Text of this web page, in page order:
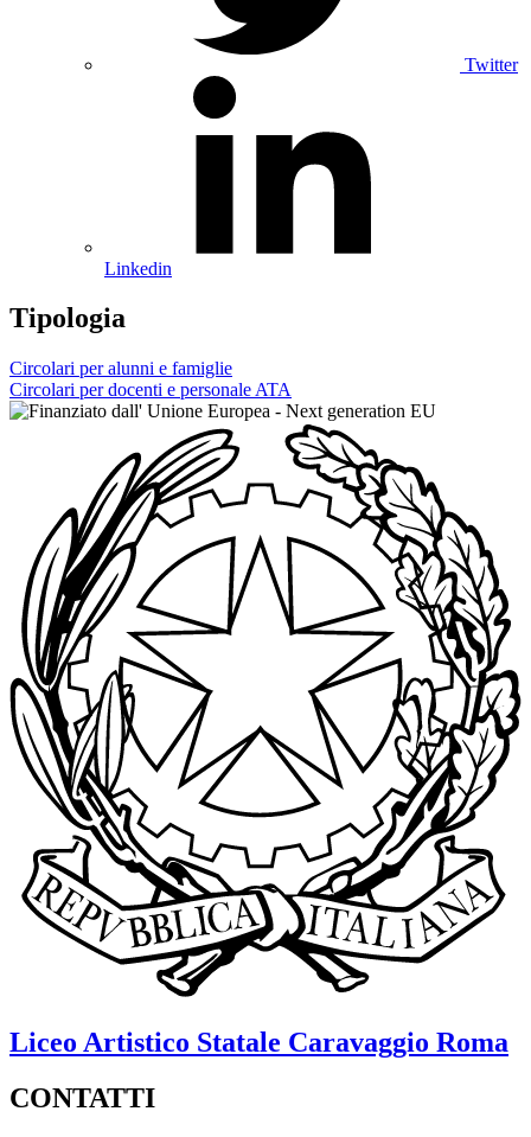
Twitter
Linkedin
Tipologia
Circolari per alunni e famiglie
Circolari per docenti e personale ATA
Liceo Artistico Statale Caravaggio Roma
CONTATTI